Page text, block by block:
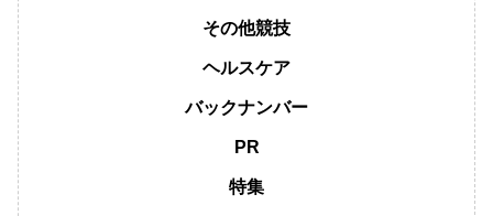
その他競技
ヘルスケア
バックナンバー
PR
特集